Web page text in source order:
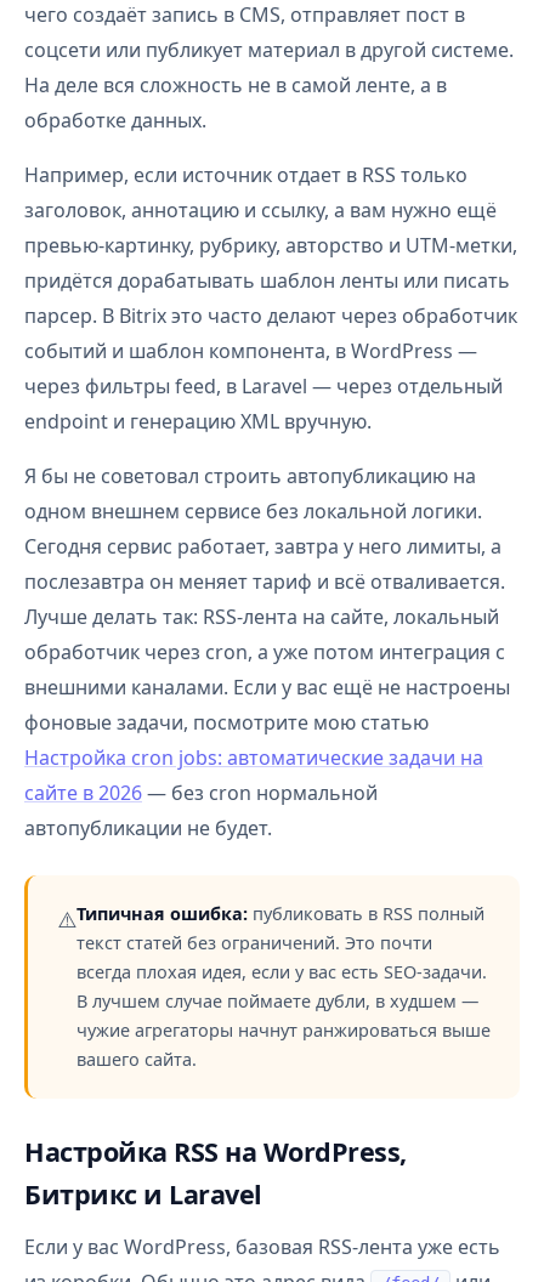
чего создаёт запись в CMS, отправляет пост в
соцсети или публикует материал в другой системе.
На деле вся сложность не в самой ленте, а в
обработке данных.
Например, если источник отдает в RSS только
заголовок, аннотацию и ссылку, а вам нужно ещё
превью-картинку, рубрику, авторство и UTM-метки,
придётся дорабатывать шаблон ленты или писать
парсер. В Bitrix это часто делают через обработчик
событий и шаблон компонента, в WordPress —
через фильтры feed, в Laravel — через отдельный
endpoint и генерацию XML вручную.
Я бы не советовал строить автопубликацию на
одном внешнем сервисе без локальной логики.
Сегодня сервис работает, завтра у него лимиты, а
послезавтра он меняет тариф и всё отваливается.
Лучше делать так: RSS-лента на сайте, локальный
обработчик через cron, а уже потом интеграция с
внешними каналами. Если у вас ещё не настроены
фоновые задачи, посмотрите мою статью
Настройка cron jobs: автоматические задачи на
сайте в 2026— без cron нормальной
автопубликации не будет.
⚠️Типичная ошибка: публиковать в RSS полный
текст статей без ограничений. Это почти
всегда плохая идея, если у вас есть SEO-задачи.
В лучшем случае поймаете дубли, в худшем —
чужие агрегаторы начнут ранжироваться выше
вашего сайта.
Настройка RSS на WordPress,
Битрикс и Laravel
Если у вас WordPress, базовая RSS-лента уже есть